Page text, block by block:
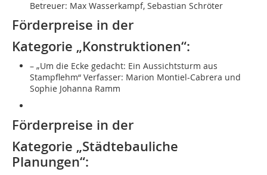
Betreuer: Max Wasserkampf, Sebastian Schröter
Förderpreise in der
Kategorie „Konstruktionen“:
– „Um die Ecke gedacht: Ein Aussichtsturm aus
Stampflehm“ Verfasser: Marion Montiel-Cabrera und
Sophie Johanna Ramm
Förderpreise in der
Kategorie „Städtebauliche
Planungen“: